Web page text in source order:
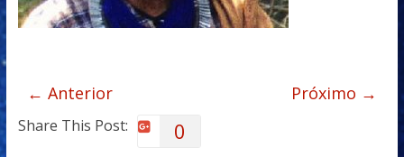
← Anterior Próximo →
Share This Post: 0